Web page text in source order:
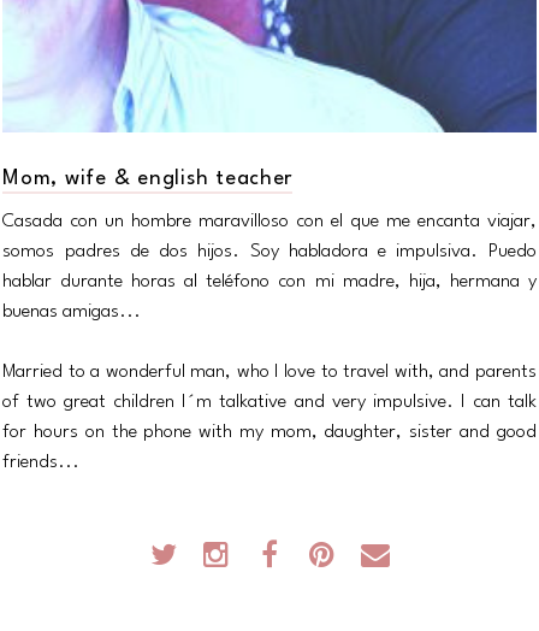
Mom, wife & english teacher
Casada con un hombre maravilloso con el que me encanta viajar,
somos padres de dos hijos. Soy habladora e impulsiva. Puedo
hablar durante horas al teléfono con mi madre, hija, hermana y
buenas amigas...
Married to a wonderful man, who I love to travel with, and parents
of two great children I´m talkative and very impulsive. I can talk
for hours on the phone with my mom, daughter, sister and good
friends...